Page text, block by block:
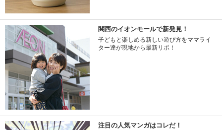
関西のイオンモールで新発見！
子どもと楽しめる新しい遊び方をママライ
ター達が現地から最新リポ！
注目の人気マンガはコレだ！